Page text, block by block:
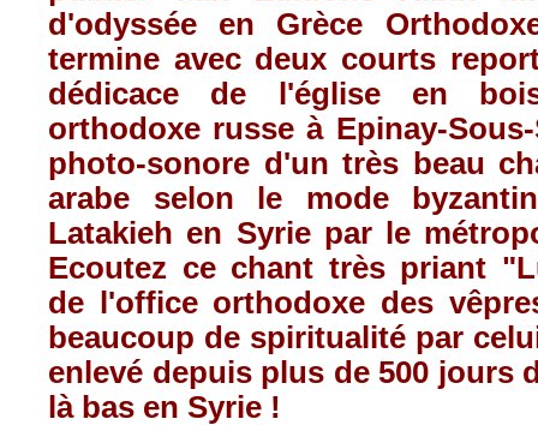
d'odyssée en Grèce
termine avec deux courts
dédicace de l'égliseen
orthodoxe russe à Epinay-
photo-sonore d'un très beau
arabe
selon le mode byzantin
Latakieh en Syriepar le
Ecoutez cechant très priant "
de l'office orthodoxe des
beaucoup de spiritualité par
enlevé depuisplus de 500 jours
làbas en Syrie !